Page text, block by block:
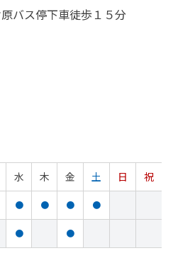
バス停下車徒歩１５分
水 木 金 土 日
祝
● ● ● ●
● ●